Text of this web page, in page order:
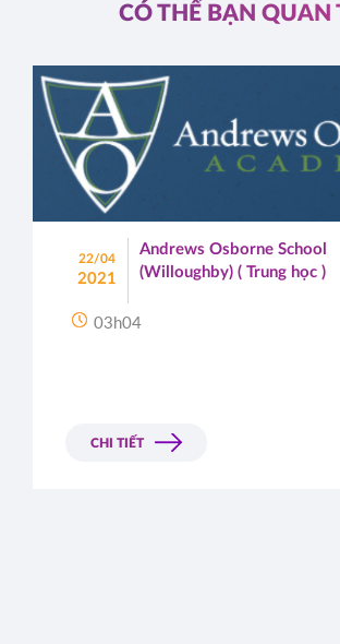
CÓ THỂ BẠN QUAN
22/04
2021
Andrews Osborne School
(Willoughby) ( Trung học )
03h04
CHI TIẾT